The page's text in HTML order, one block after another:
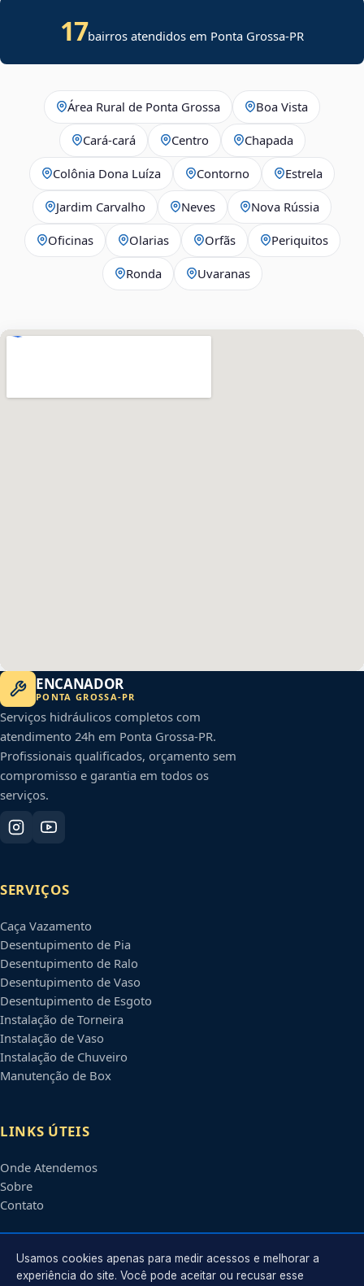
17bairros atendidos em Ponta Grossa-PR
Área Rural de Ponta Grossa Boa Vista
Cará-cará Centro Chapada
Colônia Dona Luíza Contorno Estrela
Jardim Carvalho Neves Nova Rússia
Oficinas Olarias Orfãs Periquitos
Ronda Uvaranas
ENCANADOR
PONTA GROSSA-PR
Serviços hidráulicos completos com
atendimento 24h em Ponta Grossa-PR.
Profissionais qualificados, orçamento sem
compromisso e garantia em todos os
serviços.
SERVIÇOS
Caça Vazamento
Desentupimento de Pia
Desentupimento de Ralo
Desentupimento de Vaso
Desentupimento de Esgoto
Instalação de Torneira
Instalação de Vaso
Instalação de Chuveiro
Manutenção de Box
LINKS ÚTEIS
Onde Atendemos
Sobre
Contato
CONTATO
Usamos cookies apenas para medir acessos e melhorar a
experiência do site. Você pode aceitar ou recusar esse